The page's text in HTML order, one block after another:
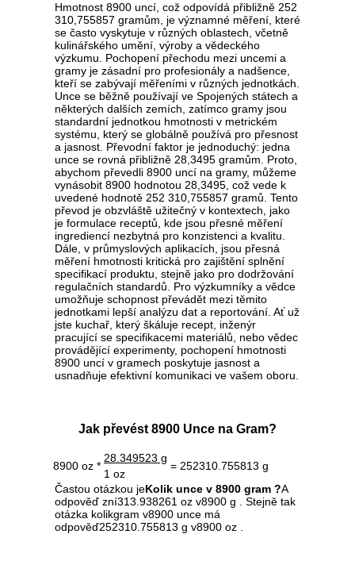
Hmotnost 8900 uncí, což odpovídá přibližně 252
310,755857 gramům, je významné měření, které
se často vyskytuje v různých oblastech, včetně
kulinářského umění, výroby a vědeckého
výzkumu. Pochopení přechodu mezi uncemi a
gramy je zásadní pro profesionály a nadšence,
kteří se zabývají měřeními v různých jednotkách.
Unce se běžně používají ve Spojených státech a
některých dalších zemích, zatímco gramy jsou
standardní jednotkou hmotnosti v metrickém
systému, který se globálně používá pro přesnost
a jasnost. Převodní faktor je jednoduchý: jedna
unce se rovná přibližně 28,3495 gramům. Proto,
abychom převedli 8900 uncí na gramy, můžeme
vynásobit 8900 hodnotou 28,3495, což vede k
uvedené hodnotě 252 310,755857 gramů. Tento
převod je obzvláště užitečný v kontextech, jako
je formulace receptů, kde jsou přesné měření
ingrediencí nezbytná pro konzistenci a kvalitu.
Dále, v průmyslových aplikacích, jsou přesná
měření hmotnosti kritická pro zajištění splnění
specifikací produktu, stejně jako pro dodržování
regulačních standardů. Pro výzkumníky a vědce
umožňuje schopnost převádět mezi těmito
jednotkami lepší analýzu dat a reportování. Ať už
jste kuchař, který škáluje recept, inženýr
pracující se specifikacemi materiálů, nebo vědec
provádějící experimenty, pochopení hmotnosti
8900 uncí v gramech poskytuje jasnost a
usnadňuje efektivní komunikaci ve vašem oboru.
Jak převést 8900 Unce na Gram?
8900 oz *
28.349523 g
= 252310.755813 g
1 oz
Častou otázkou jeKolik unce v 8900 gram ?A
odpověď zní313.938261 oz v8900 g . Stejně tak
otázka kolikgram v8900 unce má
odpověď252310.755813 g v8900 oz .